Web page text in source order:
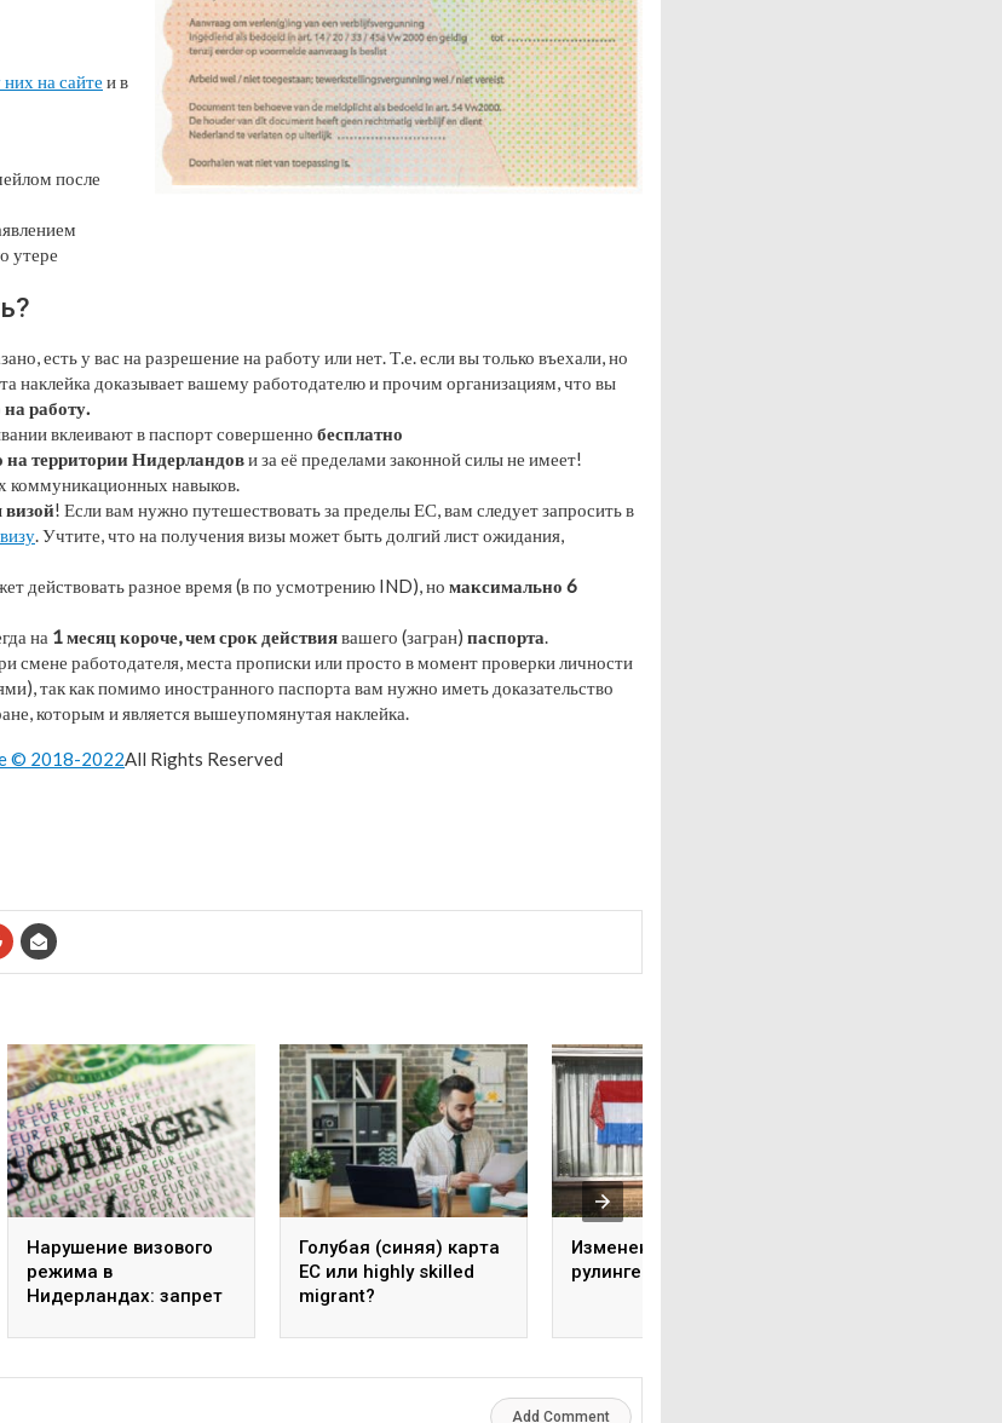
на сайте и в
после
утере
есть у вас на разрешение на работу или нет. Т.е. если вы только въехали, но
наклейка доказывает вашему работодателю и прочим организациям, что вы
работу.
вклеивают в паспорт совершенно бесплатно
на территории Нидерландови за её пределами законной силы не имеет!
коммуникационных навыков.
визой! Если вам нужно путешествовать за пределы ЕС, вам следует запросить в
. Учтите, что на получения визы может быть долгий лист ожидания,
действовать разное время (в по усмотрению IND), но максимально 6
на 1 месяц короче, чем срок действиявашего (загран) паспорта.
смене работодателя, места прописки или просто в момент проверки личности
так как помимо иностранного паспорта вам нужно иметь доказательство
которым и является вышеупомянутая наклейка.
© 2018-2022All Rights Reserved
Нарушение визового
режима в
Нидерландах: запрет
обжалование
Голубая (синяя) карта
ЕС или highly skilled
migrant?
Изменения в 30%
рулинге в 2024 году
Add Comment